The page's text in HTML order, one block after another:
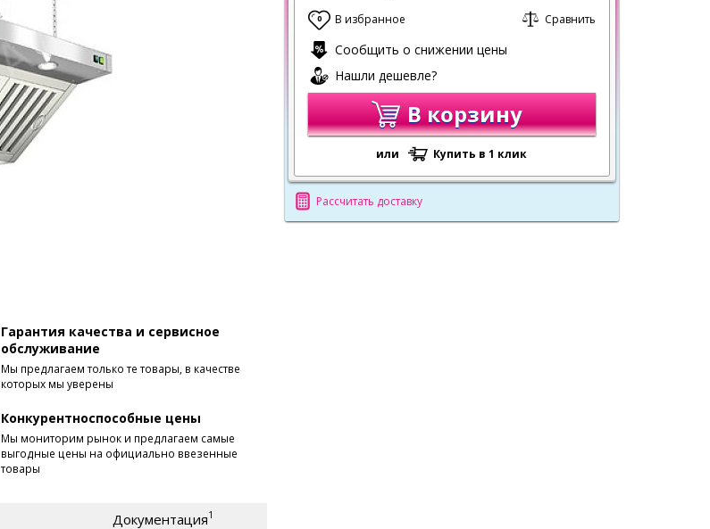
0 В избранное Сравнить
Сообщить о снижении цены
Нашли дешевле?
В корзину
или Купить в 1 клик
Рассчитать доставку
Гарантия качества и сервисное
обслуживание
Мы предлагаем только те товары, в качестве
которых мы уверены
Конкурентноспособные цены
Мы мониторим рынок и предлагаем самые
выгодные цены на официально ввезенные
товары
Документация1